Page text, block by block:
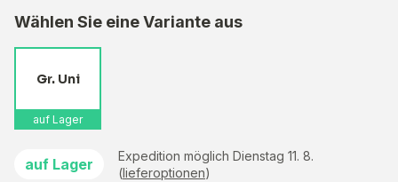
Wählen Sie eine Variante aus
Gr. Uni
auf Lager
auf Lager
Expedition möglich Dienstag 11. 8.
(lieferoptionen)